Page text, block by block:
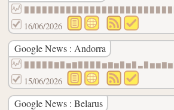
16/06/2026
Google News : Andorra
15/06/2026
Google News : Belarus